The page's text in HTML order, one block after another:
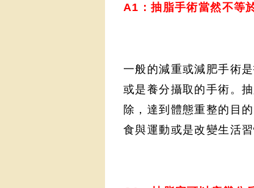
A1：抽脂手術當然不等
一般的減重或減肥手術
或是養分攝取的手術。
除，達到體態重整的目
食與運動或是改變生活